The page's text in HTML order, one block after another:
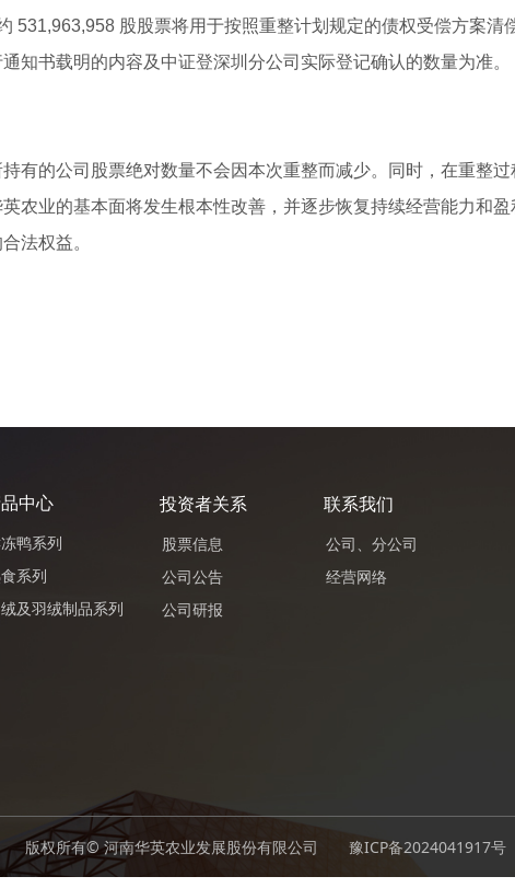
股股票将用于按照重整计划规定的债权受偿方案清
书载明的内容及中证登深圳分公司实际登记确认的数量为准。
的公司股票绝对数量不会因本次重整而减少。同时，在重整
农业的基本面将发生根本性改善，并逐步恢复持续经营能力和
法权益。
中心
鸭系列
系列
及羽绒制品系列
投资者关系
股票信息
公司公告
公司研报
联系我们
公司、分公司
经营网络
版权所有© 河南华英农业发展股份有限公司 豫ICP备2024041917号